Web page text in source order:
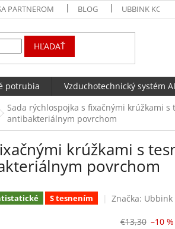
PARTNEROM BLOG UBBINK
HĽADAŤ
potrubia Vzduchotechnický systém
Sada rýchlospojka s fixačnými krúžkami
antibakteriálnym povrchom
krúžkami s
povrchom
S tesnením Značka: Ubbink
€13,30 –10 %